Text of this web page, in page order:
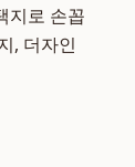
지로 손꼽
, 더자인